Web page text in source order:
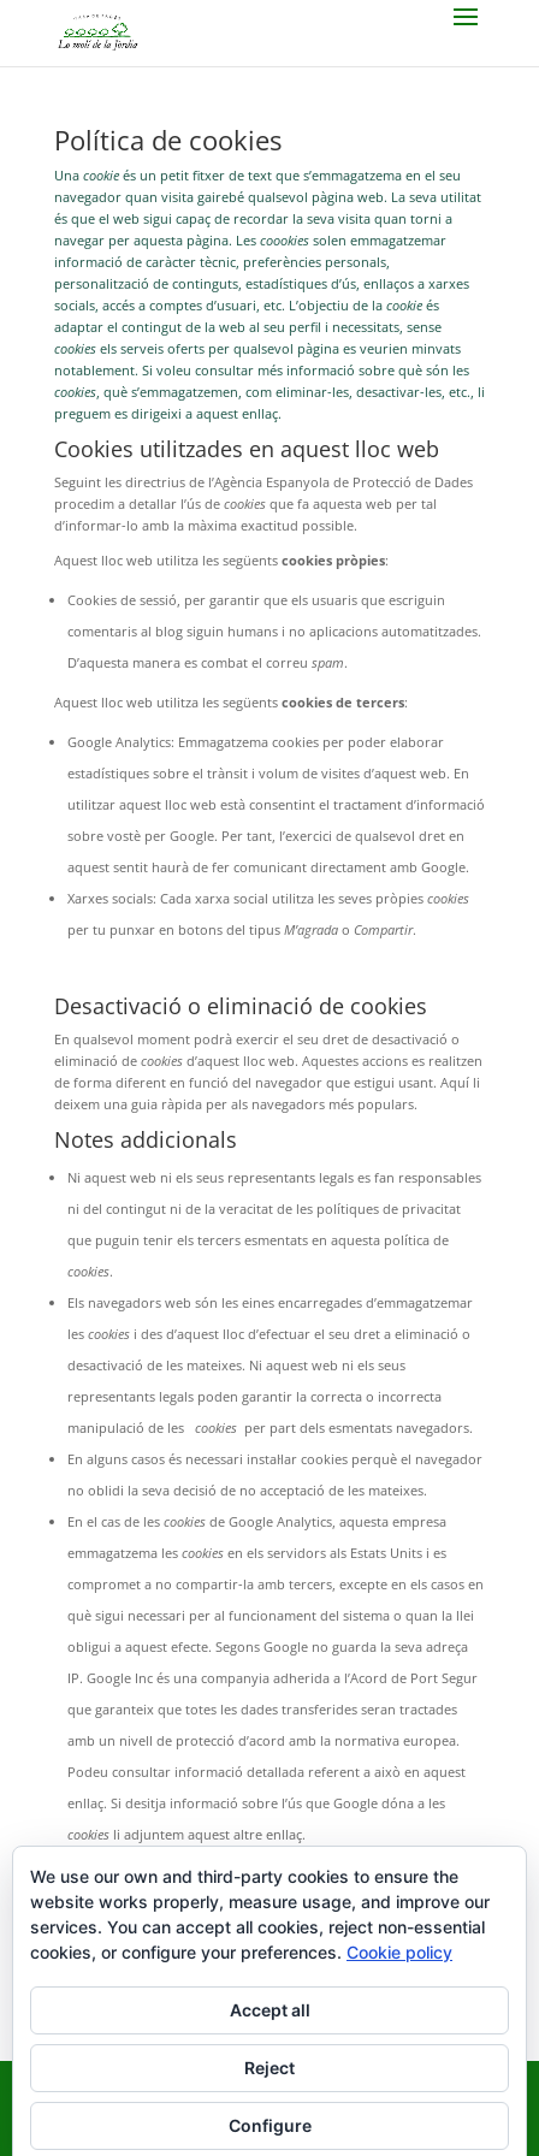
Política de cookies
Una cookieés un petit fitxer de text que s’emmagatzema en el seu
navegador quan visita gairebé qualsevol pàgina web. La seva utilitat
és que el web sigui capaç de recordar la seva visita quan torni a
navegar per aquesta pàgina. Les coookiessolen emmagatzemar
informació de caràcter tècnic, preferències personals,
personalització de continguts, estadístiques d’ús, enllaços a xarxes
socials, accés a comptes d’usuari, etc. L’objectiu de la cookieés
adaptar el contingut de la web al seu perfil i necessitats, sense
cookiesels serveis oferts per qualsevol pàgina es veurien minvats
notablement. Si voleu consultar més informació sobre què són les
cookies, què s’emmagatzemen, com eliminar-les, desactivar-les, etc., li
preguem es dirigeixi a aquest enllaç.
Cookies utilitzades en aquest lloc web
Seguint les directrius de l’Agència Espanyola de Protecció de Dades
procedim a detallar l’ús de cookies que fa aquesta web per tal
d’informar-lo amb la màxima exactitud possible.
Aquest lloc web utilitza les següents cookies pròpies:
Cookies de sessió, per garantir que els usuaris que escriguin
comentaris al blog siguin humans i no aplicacions automatitzades.
D’aquesta manera es combat el correu spam.
Aquest lloc web utilitza les següents cookies de tercers:
Google Analytics: Emmagatzema cookies per poder elaborar
estadístiques sobre el trànsit i volum de visites d’aquest web. En
utilitzar aquest lloc web està consentint el tractament d’informació
sobre vostè per Google. Per tant, l’exercici de qualsevol dret en
aquest sentit haurà de fer comunicant directament amb Google.
Xarxes socials: Cada xarxa social utilitza les seves pròpies cookies
per tu punxar en botons del tipus M’agradao Compartir.
Desactivació o eliminació de cookies
En qualsevol moment podrà exercir el seu dret de desactivació o
eliminació de cookiesd’aquest lloc web. Aquestes accions es realitzen
de forma diferent en funció del navegador que estigui usant. Aquí li
deixem una guia ràpida per als navegadors més populars.
Notes addicionals
Ni aquest web ni els seus representants legals es fan responsables
ni del contingut ni de la veracitat de les polítiques de privacitat
que puguin tenir els tercers esmentats en aquesta política de
cookies.
Els navegadors web són les eines encarregades d’emmagatzemar
les cookies i des d’aquest lloc d’efectuar el seu dret a eliminació o
desactivació de les mateixes. Ni aquest web ni els seus
representants legals poden garantir la correcta o incorrecta
manipulació de les cookies per part dels esmentats navegadors.
En alguns casos és necessari instal·lar cookies perquè el navegador
no oblidi la seva decisió de no acceptació de les mateixes.
En el cas de les cookiesde Google Analytics, aquesta empresa
emmagatzema les cookies en els servidors als Estats Units i es
compromet a no compartir-la amb tercers, excepte en els casos en
què sigui necessari per al funcionament del sistema o quan la llei
obligui a aquest efecte. Segons Google no guarda la seva adreça
IP. Google Inc és una companyia adherida a l’Acord de Port Segur
que garanteix que totes les dades transferides seran tractades
amb un nivell de protecció d’acord amb la normativa europea.
Podeu consultar informació detallada referent a això en aquest
enllaç. Si desitja informació sobre l’ús que Google dóna a les
cookiesli adjuntem aquest altre enllaç.
Per a qualsevol dubte o consulta sobre aquesta política de
cookies
no dubti en comunicar-se amb nosaltres a través de la secció de
contacte.
Assessor de Cookies és un plugin per a WordPress creat per Carlos
Doral (webartesanal.com)
© 2018 Lo Moli de la Jòrdia
We use our own and third-party cookies to ensure the
website works properly, measure usage, and improve our
services. You can accept all cookies, reject non-essential
cookies, or configure your preferences. Cookie policy
Accept all
Reject
Configure